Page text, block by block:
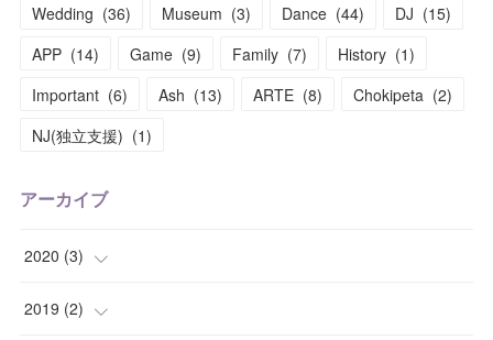
Wedding (36) Museum (3) Dance (44) DJ (15)
APP (14) Game (9) Family (7) History (1)
Important (6) Ash (13) ARTE (8) Chokipeta (2)
NJ(独立支援) (1)
アーカイブ
2020 (3)
(1
2019 (2)